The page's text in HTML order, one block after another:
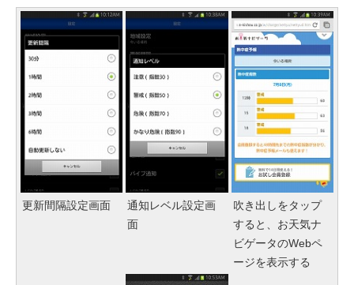
更新間隔設定画面
通知レベル設定画
面
吹き出しをタップ
すると、お天気ナ
ビゲータのWebペ
ージを表示する